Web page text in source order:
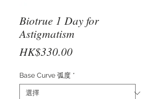
Biotrue 1 Day for
Astigmatism
HK$330.00價
Base Curve 弧度 *